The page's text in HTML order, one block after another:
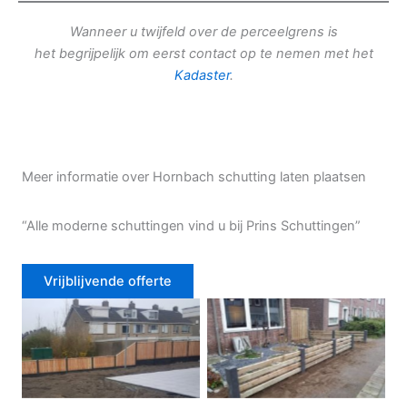
Wanneer u twijfeld over de perceelgrens is
het begrijpelijk om eerst contact op te nemen met het
Kadaster.
Meer informatie over Hornbach schutting laten plaatsen
“Alle moderne schuttingen vind u bij Prins Schuttingen”
Vrijblijvende offerte
Douglas schutting Tuinhek voortuin